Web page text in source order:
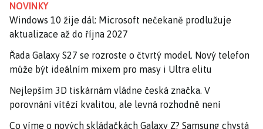
NOVINKY
Windows 10 žije dál: Microsoft nečekaně prodlužuje
aktualizace až do října 2027
Řada Galaxy S27 se rozroste o čtvrtý model. Nový telefon
může být ideálním mixem pro masy i Ultra elitu
Nejlepším 3D tiskárnám vládne česká značka. V
porovnání vítězí kvalitou, ale levná rozhodně není
Co víme o nových skládačkách Galaxy Z? Samsung chystá